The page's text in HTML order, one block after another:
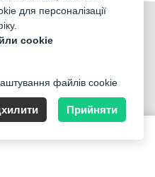
Всі права захищені
W1W 7LT, Company
для персоналізації
cookie
файлів cookie
Прийняти